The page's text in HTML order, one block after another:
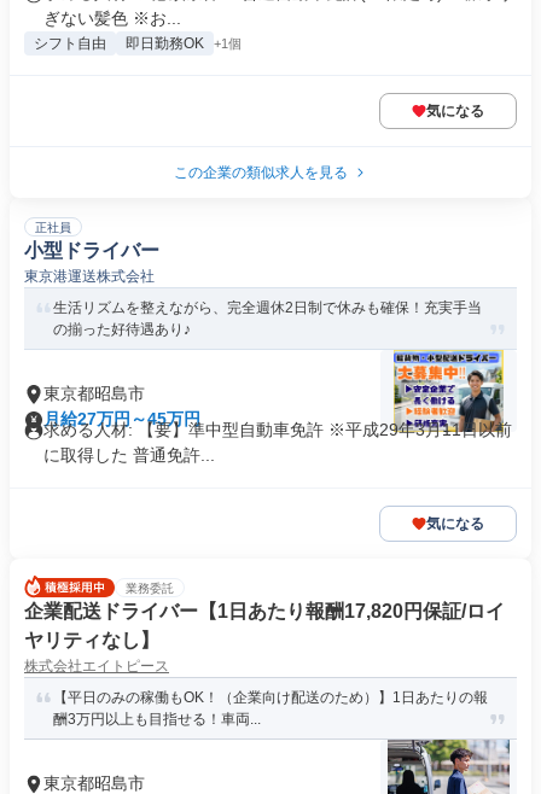
ぎない髪色 ※お...
シフト自由 即日勤務OK +1個
気になる
この企業の類似求人を見る
正社員
小型ドライバー
東京港運送株式会社
生活リズムを整えながら、完全週休2日制で休みも確保！充実手当
の揃った好待遇あり♪
東京都昭島市
月給27万円～45万円
求める人材: 【要】準中型自動車免許 ※平成29年3月11日以前
に取得した 普通免許...
気になる
業務委託
企業配送ドライバー【1日あたり報酬17,820円保証/ロイ
ヤリティなし】
株式会社エイトピース
【平日のみの稼働もOK！（企業向け配送のため）】1日あたりの報
酬3万円以上も目指せる！車両...
東京都昭島市